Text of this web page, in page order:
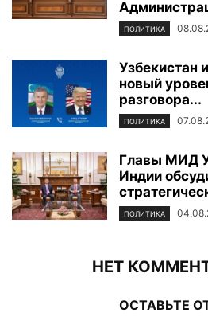
ПОЛИТИКА
Узбекистан
новый
разговора...
ПОЛИТИКА
Главы МИД
Индии
ПОЛИТИКА
НЕТ
ОСТАВЬТЕ